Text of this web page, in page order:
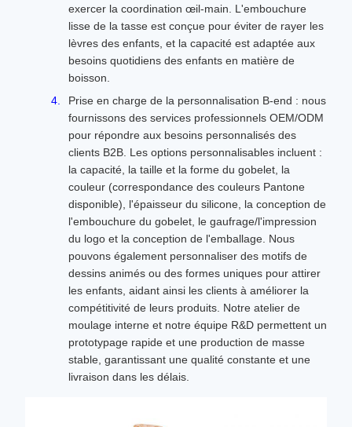
exercer la coordination œil-main. L'embouchure
lisse de la tasse est conçue pour éviter de rayer les
lèvres des enfants, et la capacité est adaptée aux
besoins quotidiens des enfants en matière de
boisson.
Prise en charge de la personnalisation B-end : nous
fournissons des services professionnels OEM/ODM
pour répondre aux besoins personnalisés des
clients B2B. Les options personnalisables incluent :
la capacité, la taille et la forme du gobelet, la
couleur (correspondance des couleurs Pantone
disponible), l'épaisseur du silicone, la conception de
l'embouchure du gobelet, le gaufrage/l'impression
du logo et la conception de l'emballage. Nous
pouvons également personnaliser des motifs de
dessins animés ou des formes uniques pour attirer
les enfants, aidant ainsi les clients à améliorer la
compétitivité de leurs produits. Notre atelier de
moulage interne et notre équipe R&D permettent un
prototypage rapide et une production de masse
stable, garantissant une qualité constante et une
livraison dans les délais.